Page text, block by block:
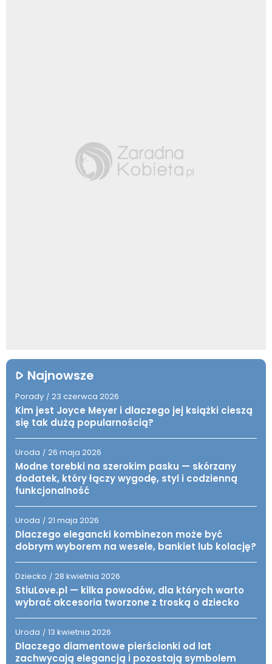
Najnowsze
Porady / 23 czerwca 2026
Kim jest Joyce Meyer i dlaczego jej książki cieszą
się tak dużą popularnością?
Uroda / 26 maja 2026
Modne torebki na szerokim pasku — skórzany
dodatek, który łączy wygodę, styl i codzienną
funkcjonalność
Uroda / 21 maja 2026
Dlaczego elegancki kombinezon może być
dobrym wyborem na wesele, bankiet lub kolację?
Dziecko / 28 kwietnia 2026
StiuLove.pl — kilka powodów, dla których warto
wybrać akcesoria tworzone z troską o dziecko
Uroda / 13 kwietnia 2026
Dlaczego diamentowe pierścionki od lat
zachwycają elegancją i pozostają symbolem